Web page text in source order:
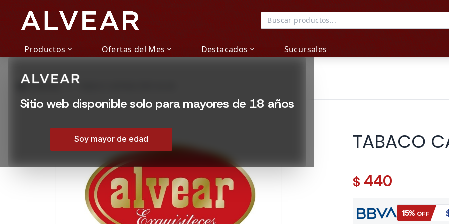
Productos expand_more Ofertas del Mes expand_more Destacados expand_more Sucursales
Sitio web disponible solo para mayores de 18 años
Soy mayor de edad
grid_view Productos TABACO CAPTAIN PIPE 40 GR
TABACO
$ 440
15% OFF